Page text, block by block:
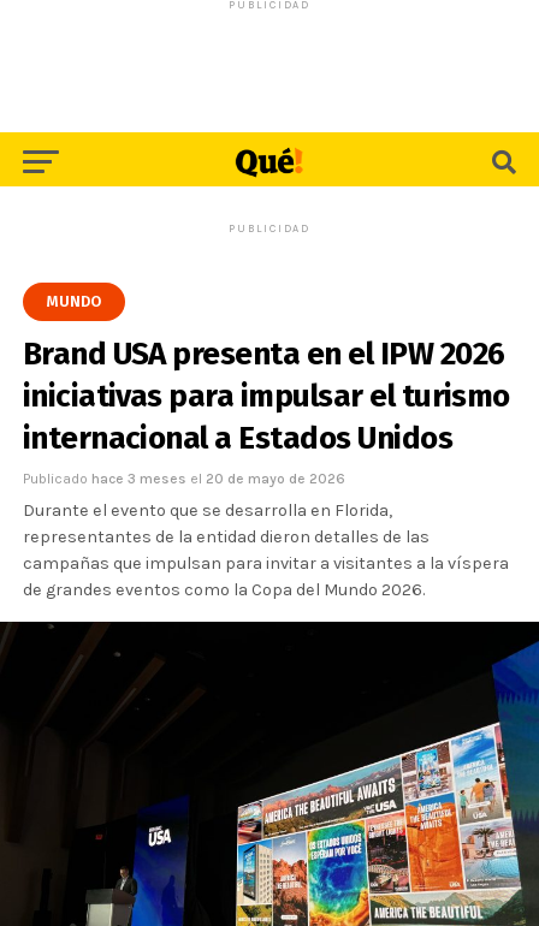
PUBLICIDAD
PUBLICIDAD
MUNDO
Brand USA presenta en el IPW 2026
iniciativas para impulsar el turismo
internacional a Estados Unidos
Publicado hace 3 meses el 20 de mayo de 2026
Durante el evento que se desarrolla en Florida,
representantes de la entidad dieron detalles de las
campañas que impulsan para invitar a visitantes a la víspera
de grandes eventos como la Copa del Mundo 2026.